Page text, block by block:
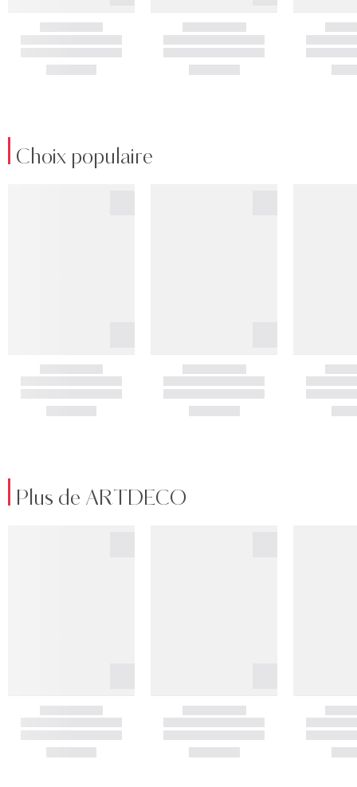
Choix populaire
Plus de ARTDECO